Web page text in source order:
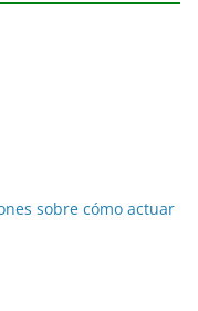
sobre cómo actuar